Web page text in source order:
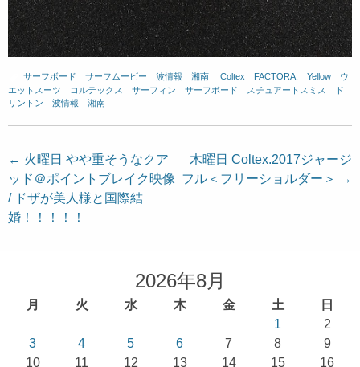
サーフボード サーフムービー 波情報 湘南 Coltex FACTORA. Yellow
ウ
エットスーツ
コルテックス サーフィン サーフボード スチュアートスミス
ド
リントン
波情報 湘南
投
稿
ナ
← 火曜日 やや重そうなクア
ッド＠ポイントブレイク映像
/ ドザが美人様と国際結
婚！！！！！
木曜日 Coltex.2017ジャージ
フル＜フリーショルダー＞
→
2026年8月
月 火 水 木 金 土
日
1
2
3
4 5 6 7 8
9
10
11 12 13 14 15
16